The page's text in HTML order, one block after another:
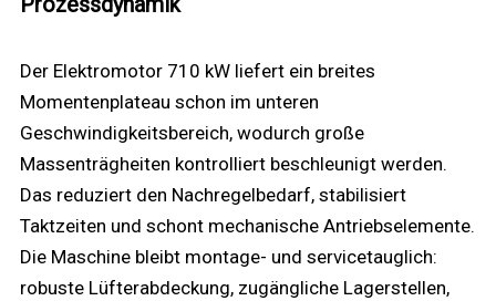
Der Elektromotor 710 kW liefert ein breites
Momentenplateau schon im unteren
Geschwindigkeitsbereich, wodurch große
Massenträgheiten kontrolliert beschleunigt werden.
Das reduziert den Nachregelbedarf, stabilisiert
Taktzeiten und schont mechanische Antriebselemente.
Die Maschine bleibt montage- und servicetauglich:
robuste Lüfterabdeckung, zugängliche Lagerstellen,